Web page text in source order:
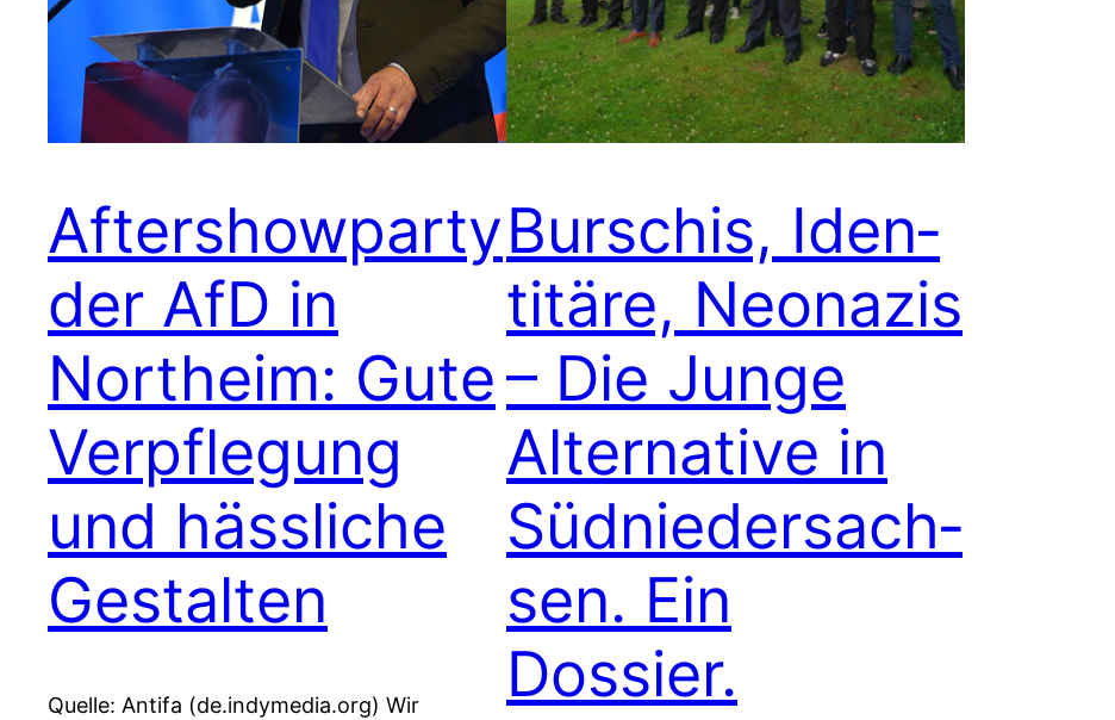
Aftershowparty
der AfD in
Northeim: Gute
Verpflegung
und hässliche
Gestalten
Quelle: Antifa (de.indymedia.org) Wir
Burschis, Iden­
titäre, Neon­azis
– Die Junge
Alter­na­tive in
Süd­nieder­sach­
sen. Ein
Dossier.